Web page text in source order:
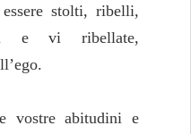
stolti, ribelli,
e vi ribellate,
vostre abitudini e